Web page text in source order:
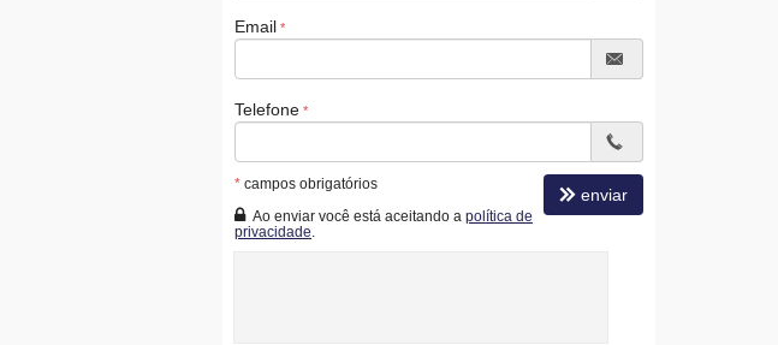
Email
Telefone
* campos obrigatórios
Ao enviar você está aceitando a política de
privacidade
enviar